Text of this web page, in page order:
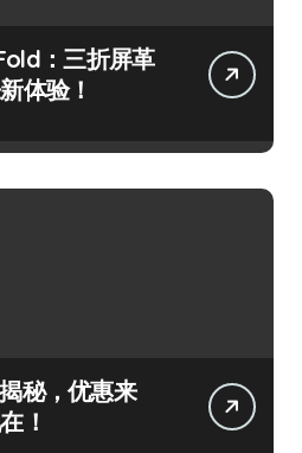
：三折屏革
体验！
秘，优惠来
！